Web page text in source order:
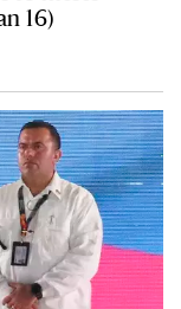
16)